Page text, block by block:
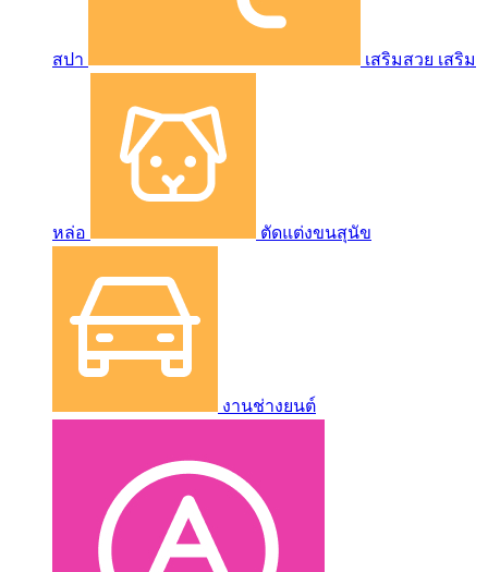
สปา เสริมสวย เสริม
หล่อ ตัดแต่งขนสุนัข
งานช่างยนต์